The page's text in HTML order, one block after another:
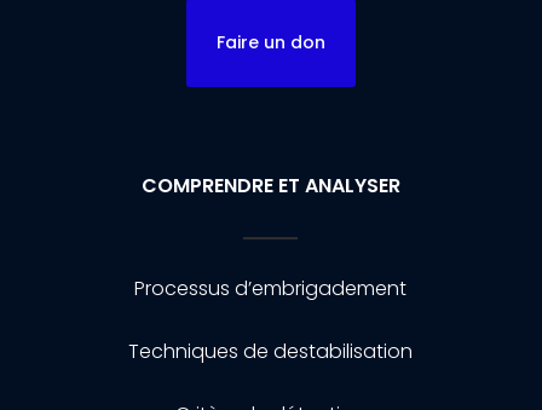
Faire un don
COMPRENDRE ET ANALYSER
Processus d’embrigadement
Techniques de destabilisation